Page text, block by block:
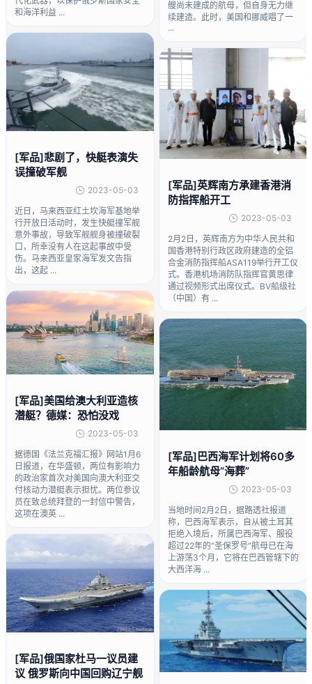
和海洋利益 ...
[军品]悲剧了，快艇表演失
误撞破军舰
2023-05-03
近日，马来西亚红土坎海军基地举
行开放日活动时，发生快艇撞军舰
意外事故，导致军舰舰身被撞破裂
口，所幸没有人在这起事故中受
伤。马来西亚皇家海军发文告指
出，这起 ...
[军品]美国给澳大利亚造核
潜艇？德媒：恐怕没戏
2023-05-03
据德国《法兰克福汇报》网站1月6
日报道，在华盛顿，两位有影响力
的政治家首次对美国向澳大利亚交
付核动力潜艇表示担忧。两位参议
员在致总统拜登的一封信中警告，
这项在澳英 ...
[军品]俄国家杜马一议员建
议 俄罗斯向中国回购辽宁舰
艘尚未建成的航母，但自身无力继
续建造。此时，美国和挪威唱了一
...
[军品]英辉南方承建香港消
防指挥船开工
2023-05-03
2月2日，英辉南方为中华人民共和
国香港特别行政区政府建造的全铝
合金消防指挥船ASA119举行开工仪
式。香港机场消防队指挥官黄思律
通过视频形式出席仪式。BV船级社
（中国）有 ...
[军品]巴西海军计划将60多
年船龄航母“海葬”
2023-05-03
当地时间2月2日，据路透社报道
称，巴西海军表示，自从被土耳其
拒绝入境后，所属巴西海军、服役
超过22年的“圣保罗号”航母已在海
上游荡3个月，它将在巴西管辖下的
大西洋海 ...